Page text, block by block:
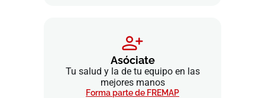
Asóciate
Tu salud y la de tu equipo en las
mejores manos
Forma parte de FREMAP